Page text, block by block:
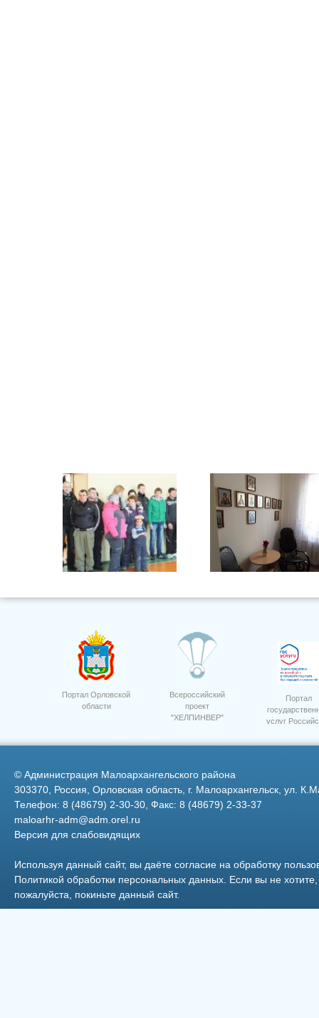
17
Портал Орловской
области
Всероссийский
проект
"ХЕЛПИНВЕР"
Портал
услуг
© Администрация Малоархангельского района
303370, Россия, Орловская область, г. Малоархангельск, ул.
Телефон: 8 (48679) 2-30-30, Факс: 8 (48679) 2-33-37
maloarhr-adm@adm.orel.ru
Версия для слабовидящих
Используя данный сайт, вы даёте согласие на обработку
Политикой обработки персональных данных . Если вы не
пожалуйста, покиньте данный сайт.